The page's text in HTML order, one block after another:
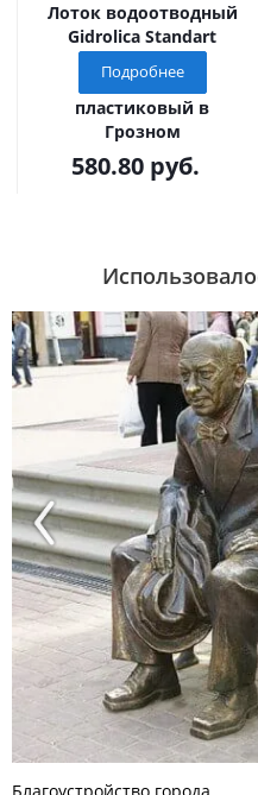
Лоток водоотводный
Gidrolica Standart
(Стандарт)
ЛВ-10.14,5.06 -
пластиковый в
Грозном
580.80 руб.
Подробнее
Previous